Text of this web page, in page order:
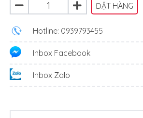
ĐẶT HÀNG
Hotline: 0939793455
Inbox Facebook
Inbox Zalo